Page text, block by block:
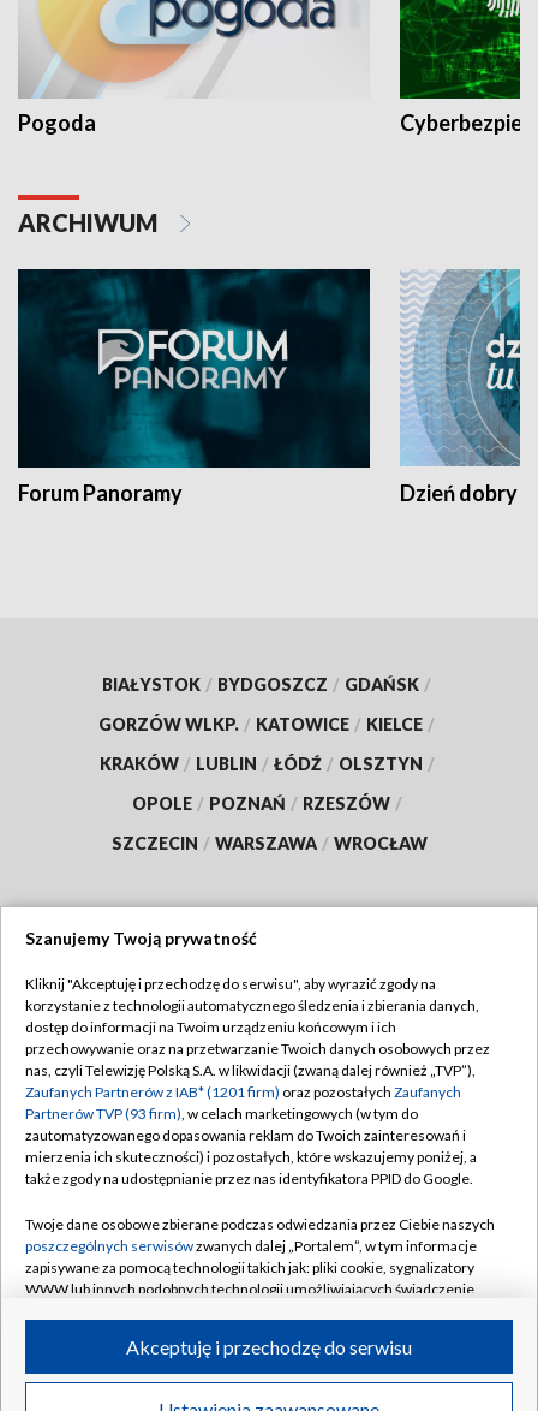
Pogoda
ARCHIWUM
Forum Panoramy Dzień dobry
BIAŁYSTOK / BYDGOSZCZ / GDAŃSK /
GORZÓW WLKP. / KATOWICE / KIELCE /
KRAKÓW / LUBLIN / ŁÓDŹ / OLSZTYN /
OPOLE / POZNAŃ / RZESZÓW /
SZCZECIN / WARSZAWA / WROCŁAW
TVP
Abonament TVP
Emisja w TVP
Centrum informacji TVP
Naziemna Telewizja Cyfrowa
Rada Programowa
System NOS
Informacje o nadawcy
Program dla prasy
Regulamin TVP
Polityka prywatności
Moje zgody
Pomoc
Kontakt
Kanały
©2026 Telewizja Polska S.A. w likwidacji
Szanujemy Twoją prywatność
Kliknij "Akceptuję i przechodzę do serwisu", aby wyrazić zgody na
korzystanie z technologii automatycznego śledzenia i zbierania danych,
dostęp do informacji na Twoim urządzeniu końcowym i ich
przechowywanie oraz na przetwarzanie Twoich danych osobowych przez
nas, czyli Telewizję Polską S.A. w likwidacji (zwaną dalej również „TVP”),
Zaufanych Partnerów z IAB* (1201 firm) oraz pozostałych Zaufanych
Partnerów TVP (93 firm), w celach marketingowych (w tym do
zautomatyzowanego dopasowania reklam do Twoich zainteresowań i
mierzenia ich skuteczności) i pozostałych, które wskazujemy poniżej, a
także zgody na udostępnianie przez nas identyfikatora PPID do Google.
Twoje dane osobowe zbierane podczas odwiedzania przez Ciebie naszych
poszczególnych serwisówzwanych dalej „Portalem”, w tym informacje
zapisywane za pomocą technologii takich jak: pliki cookie, sygnalizatory
WWW lub innych podobnych technologii umożliwiających świadczenie
ruchu w Internecie.
Twoje dane osobowe zbierane podczas odwiedzania przez Ciebie
Akceptuję i przechodzę do serwisu